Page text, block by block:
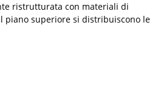
ristrutturata con materiali di
piano superiore si distribuiscono le